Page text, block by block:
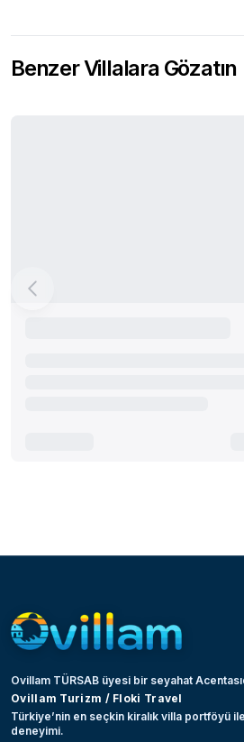
Benzer Villalara Gözatın
Ovillam TÜRSAB üyesi bir seyahat
Ovillam Turizm / Floki Travel
Türkiye’nin en seçkin kiralık villa portföyü
deneyimi.